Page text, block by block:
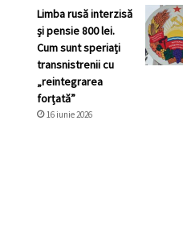
Limba rusă interzisă
și pensie 800 lei.
Cum sunt speriați
transnistrenii cu
„reintegrarea
forțată”
16 iunie 2026